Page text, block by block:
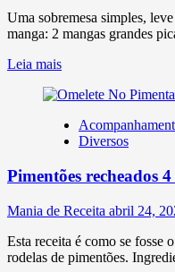
Uma sobremesa simples,
manga: 2 mangas grandes
Leia mais
Diversos
Pimentões recheados 4
Mania de Receita abril 24,
Esta receita é como se fosse
rodelas de pimentões.